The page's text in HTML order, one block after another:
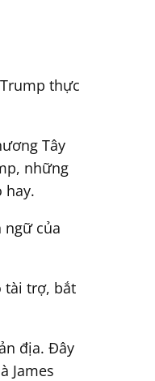
thực
Tây
những
hay.
ngữ của
tài trợ, bắt
địa. Đây
James